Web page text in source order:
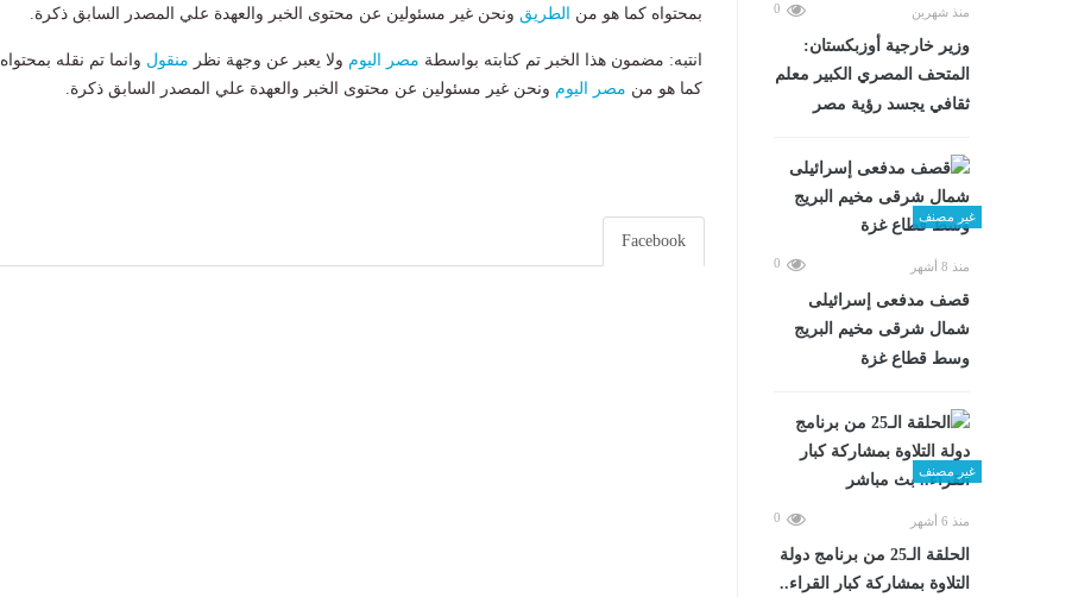
منذ شهرين 0
وزير خارجية أوزبكستان:
المتحف المصري الكبير معلم
ثقافي يجسد رؤية مصر
غير مصنف
منذ 8 أشهر 0
قصف مدفعى إسرائيلى
شمال شرقى مخيم البريج
وسط قطاع غزة
غير مصنف
منذ 6 أشهر 0
الحلقة الـ25 من برنامج دولة
التلاوة بمشاركة كبار القراء..
بمحتواه كما هو من
الطريق ونحن غير مسئولين عن محتوى الخبر والعهدة علي المصدر السابق ذكرة.
انتبه: مضمون هذا الخبر تم كتابته بواسطة مصر اليوم ولا يعبر عن وجهة نظر منقول وانما تم نقله بمحتواه
كما هو من مصر اليوم ونحن غير مسئولين عن محتوى الخبر والعهدة علي المصدر السابق ذكرة.
Facebook